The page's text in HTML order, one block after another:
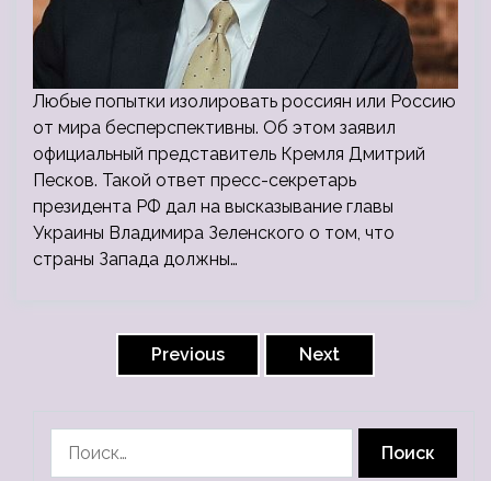
Любые попытки изолировать россиян или Россию
от мира бесперспективны. Об этом заявил
официальный представитель Кремля Дмитрий
Песков. Такой ответ пресс-секретарь
президента РФ дал на высказывание главы
Украины Владимира Зеленского о том, что
страны Запада должны…
Previous Next